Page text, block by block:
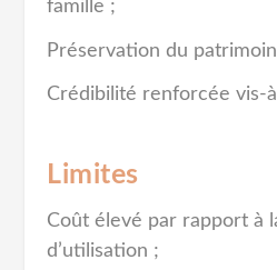
famille ;
Préservation du
Crédibilité renforcée vis-
Limites
Coût élevé par rapport à
d’utilisation ;